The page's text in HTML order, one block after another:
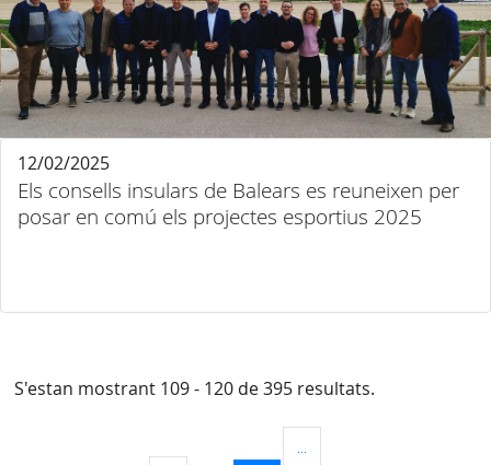
Els consells insulars de Balears es reuneixen per
posar en comú els projectes esportius 2025
12/02/2025
S'estan mostrant 109 - 120 de 395 resultats.
Pàgines intermèdies Utilitzeu